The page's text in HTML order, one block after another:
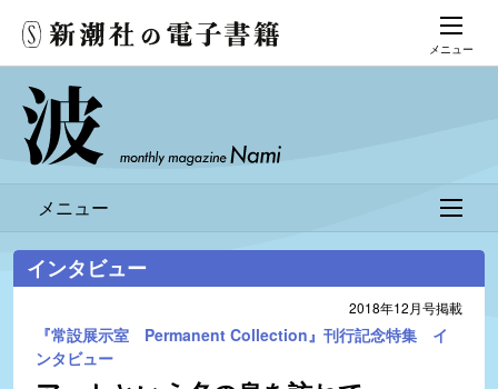
メニュー
メニュー
インタビュー
2018年12月号掲載
『常設展示室 Permanent Collection』刊行記念特集 イ
ンタビュー